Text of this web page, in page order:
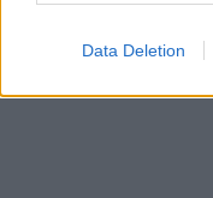
Data Deletion